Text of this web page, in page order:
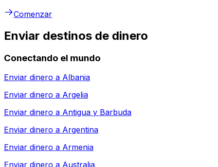
Comenzar
Enviar destinos de dinero
Conectando el mundo
Enviar dinero a Albania
Enviar dinero a Argelia
Enviar dinero a Antigua y Barbuda
Enviar dinero a Argentina
Enviar dinero a Armenia
Enviar dinero a Australia